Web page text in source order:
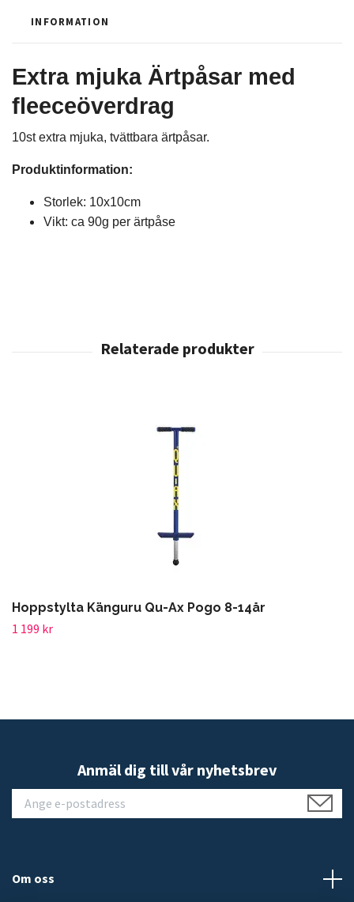
INFORMATION
Extra mjuka Ärtpåsar med
fleeceöverdrag
10st extra mjuka, tvättbara ärtpåsar.
Produktinformation:
Storlek: 10x10cm
Vikt: ca 90g per ärtpåse
Hoppstylta Känguru Qu-Ax Pogo 8-14år
1 199 kr
Anmäl dig till vår nyhetsbrev
Om oss